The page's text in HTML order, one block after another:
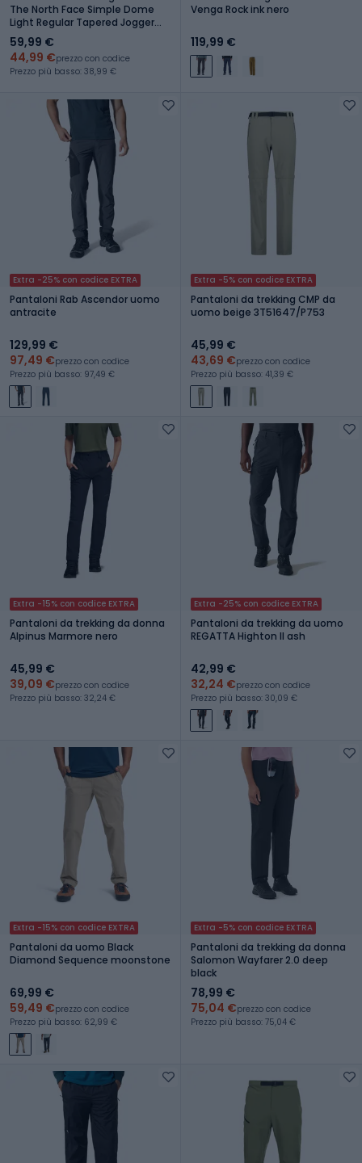
The North Face Simple Dome
Light Regular Tapered Jogger
summit navy
59,99 €
44,99 €prezzo con codice
Prezzo più basso: 38,99 €
Venga Rock ink nero
119,99 €
Extra -25% con codice EXTRA
Pantaloni Rab Ascendor uomo
antracite
129,99 €
97,49 €prezzo con codice
Prezzo più basso: 97,49 €
Extra -5% con codice EXTRA
Pantaloni da trekking CMP da
uomo beige 3T51647/P753
45,99 €
43,69 €prezzo con codice
Prezzo più basso: 41,39 €
Extra -15% con codice EXTRA
Pantaloni da trekking da donna
Alpinus Marmore nero
45,99 €
39,09 €prezzo con codice
Prezzo più basso: 32,24 €
Extra -25% con codice EXTRA
Pantaloni da trekking da uomo
REGATTA Highton II ash
42,99 €
32,24 €prezzo con codice
Prezzo più basso: 30,09 €
Extra -15% con codice EXTRA
Pantaloni da uomo Black
Diamond Sequence moonstone
69,99 €
59,49 €prezzo con codice
Prezzo più basso: 62,99 €
Extra -5% con codice EXTRA
Pantaloni da trekking da donna
Salomon Wayfarer 2.0 deep
black
78,99 €
75,04 €prezzo con codice
Prezzo più basso: 75,04 €